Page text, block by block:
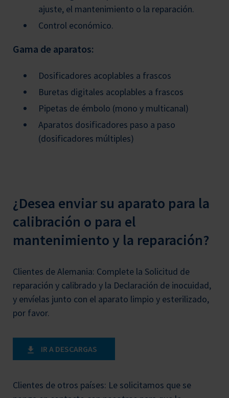
ajuste, el mantenimiento o la reparación.
Control económico.
Gama de aparatos:
Dosificadores acoplables a frascos
Buretas digitales acoplables a frascos
Pipetas de émbolo (mono y multicanal)
Aparatos dosificadores paso a paso
(dosificadores múltiples)
¿Desea enviar su aparato para la
calibración o para el
mantenimiento y la reparación?
Clientes de Alemania: Complete la Solicitud de
reparación y calibrado y la Declaración de inocuidad,
y envíelas junto con el aparato limpio y esterilizado,
por favor.
IR A DESCARGAS
Clientes de otros países: Le solicitamos que se